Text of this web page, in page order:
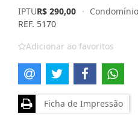
IPTUR$ 290,00 · Condomínio
REF. 5170
Adicionar ao favoritos
Ficha de Impressão